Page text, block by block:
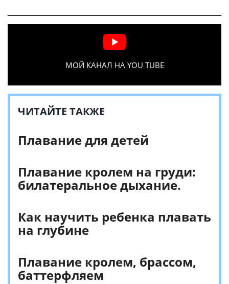
МОЙ КАНАЛ НА YOU TUBE
ЧИТАЙТЕ ТАКЖЕ
Плавание для детей
Плавание кролем на груди:
билатеральное дыхание.
Как научить ребенка плавать
на глубине
Плавание кролем, брассом,
баттерфляем